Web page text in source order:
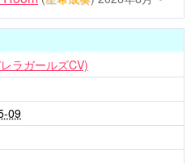
ラガールズCV)
09